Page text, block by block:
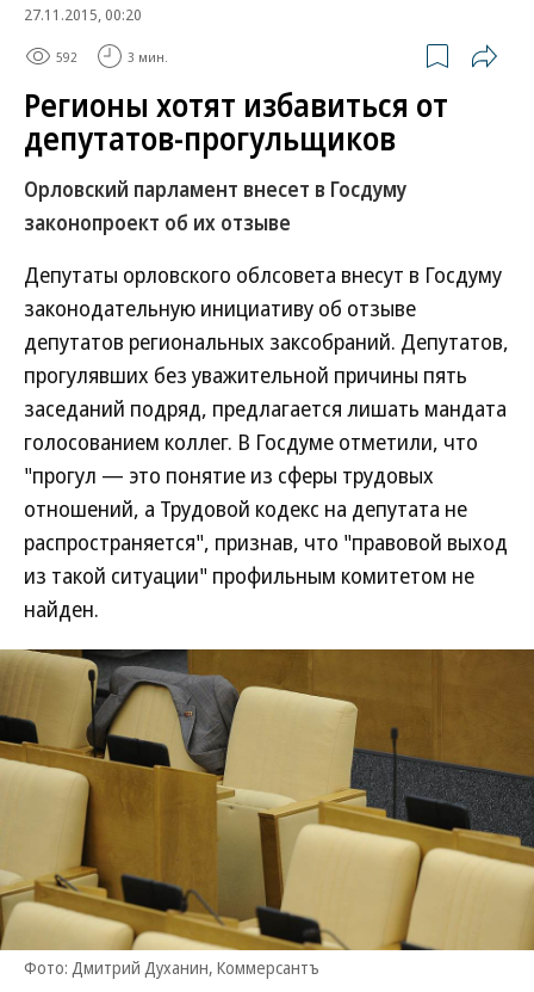
27.11.2015, 00:20
592 3 мин.
Регионы хотят избавиться от
депутатов-прогульщиков
Орловский парламент внесет в Госдуму
законопроект об их отзыве
Депутаты орловского облсовета внесут в Госдуму
законодательную инициативу об отзыве
депутатов региональных заксобраний. Депутатов,
прогулявших без уважительной причины пять
заседаний подряд, предлагается лишать мандата
голосованием коллег. В Госдуме отметили, что
"прогул — это понятие из сферы трудовых
отношений, а Трудовой кодекс на депутата не
распространяется", признав, что "правовой выход
из такой ситуации" профильным комитетом не
найден.
Фото: Дмитрий Духанин, Коммерсантъ